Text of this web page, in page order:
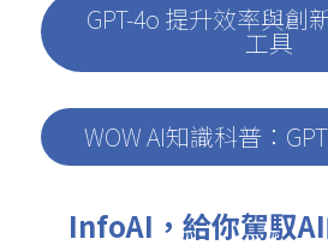
GPT-4o 提升效率與創
工具
WOW AI知識科普：
InfoAI，給你駕馭